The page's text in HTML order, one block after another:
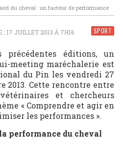
du cheval : un facteur de performance
SPORT
: 17 JUILLET 2013 À 7H16
précédentes éditions, un
meeting maréchalerie est
du Pin les vendredi 27
2013. Cette rencontre entre
et chercheurs
« Comprendre et agir en
les performances ».
performance du cheval